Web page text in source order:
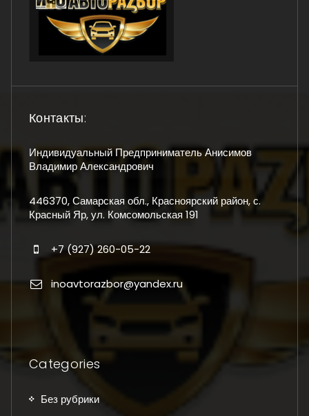
Контакты:
Индивидуальный Предприниматель Анисимов
Владимир Александрович
446370, Самарская обл., Красноярский район, с.
Красный Яр, ул. Комсомольская 191
+7 (927) 260-05-22
inoavtorazbor@yandex.ru
Categories
Без рубрики